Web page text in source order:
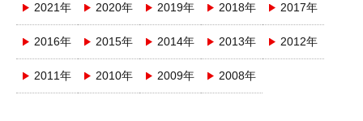
2021年 2020年 2019年 2018年 2017年
2016年 2015年 2014年 2013年 2012年
2011年 2010年 2009年 2008年